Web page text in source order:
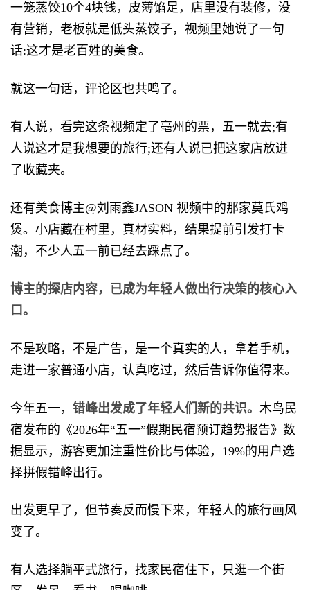
一笼蒸饺10个4块钱，皮薄馅足，店里没有装修，没
有营销，老板就是低头蒸饺子，视频里她说了一句
话:这才是老百姓的美食。
就这一句话，评论区也共鸣了。
有人说，看完这条视频定了亳州的票，五一就去;有
人说这才是我想要的旅行;还有人说已把这家店放进
了收藏夹。
还有美食博主@刘雨鑫JASON 视频中的那家莫氏鸡
煲。小店藏在村里，真材实料，结果提前引发打卡
潮，不少人五一前已经去踩点了。
博主的探店内容，已成为年轻人做出行决策的核心入
口。
不是攻略，不是广告，是一个真实的人，拿着手机，
走进一家普通小店，认真吃过，然后告诉你值得来。
今年五一， 错峰出发成了年轻人们新的共识。 木鸟民
宿发布的《2026年“五一”假期民宿预订趋势报告》数
据显示，游客更加注重性价比与体验，19%的用户选
择拼假错峰出行。
出发更早了，但节奏反而慢下来，年轻人的旅行画风
变了。
有人选择躺平式旅行，找家民宿住下，只逛一个街